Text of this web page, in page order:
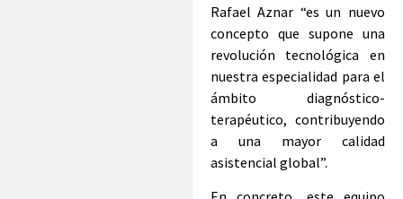
Rafael Aznar “es un nuevo
concepto que supone una
revolución tecnológica en
nuestra especialidad para el
ámbito diagnóstico-
terapéutico, contribuyendo
a una mayor calidad
asistencial global”.